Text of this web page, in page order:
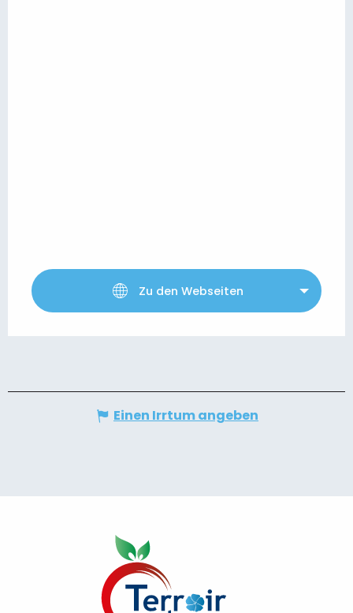
Zu den Webseiten
Einen Irrtum angeben